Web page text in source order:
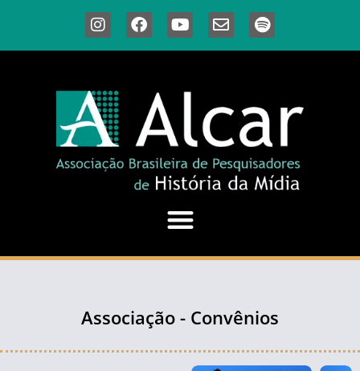
Associação - Convênios